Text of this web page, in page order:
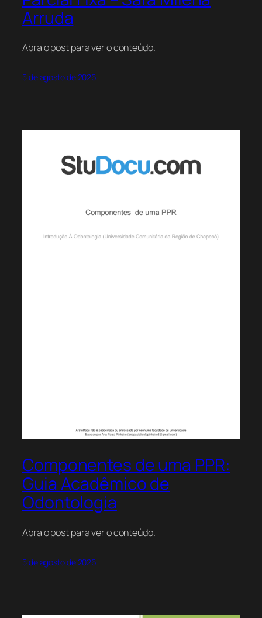
Arruda
Abra o post para ver o conteúdo.
5 de agosto de 2026
Componentes de uma PPR:
Guia Acadêmico de
Odontologia
Abra o post para ver o conteúdo.
5 de agosto de 2026